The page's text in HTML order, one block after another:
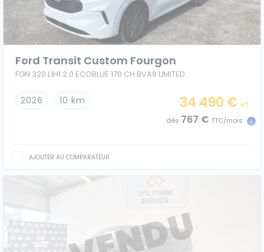
Fourgons Camionnettes
Bennes, plateaux
spécifiques
MARQUES
Ford Transit Custom Fourgon
FGN 320 L1H1 2.0 ECOBLUE 170 CH BVA8 LIMITED
2026 10 km 34 490 € HT
dès 767 € TTC/mois
AJOUTER AU COMPARATEUR